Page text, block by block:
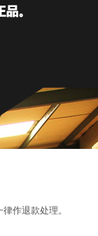
作退款处理。